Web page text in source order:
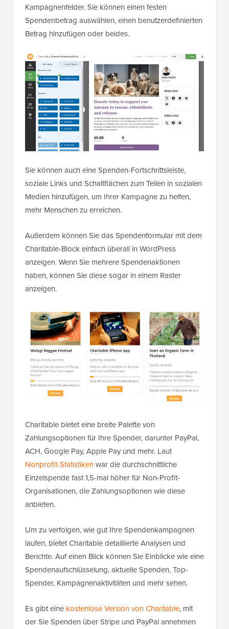
Kampagnenfelder. Sie können einen festen
Spendenbetrag auswählen, einen benutzerdefinierten
Betrag hinzufügen oder beides.
Sie können auch eine Spenden-Fortschrittsleiste,
soziale Links und Schaltflächen zum Teilen in sozialen
Medien hinzufügen, um Ihrer Kampagne zu helfen,
mehr Menschen zu erreichen.
Außerdem können Sie das Spendenformular mit dem
Charitable-Block einfach überall in WordPress
anzeigen. Wenn Sie mehrere Spendenaktionen
haben, können Sie diese sogar in einem Raster
anzeigen.
Charitable bietet eine breite Palette von
Zahlungsoptionen für Ihre Spender, darunter PayPal,
ACH, Google Pay, Apple Pay und mehr. Laut
Nonprofit-Statistikenwar die durchschnittliche
Einzelspende fast 1,5-mal höher für Non-Profit-
Organisationen, die Zahlungsoptionen wie diese
anbieten.
Um zu verfolgen, wie gut Ihre Spendenkampagnen
laufen, bietet Charitable detaillierte Analysen und
Berichte. Auf einen Blick können Sie Einblicke wie eine
Spendenaufschlüsselung, aktuelle Spenden, Top-
Spender, Kampagnenaktivitäten und mehr sehen.
Es gibt eine kostenlose Version von Charitable, mit
der Sie Spenden über Stripe und PayPal annehmen